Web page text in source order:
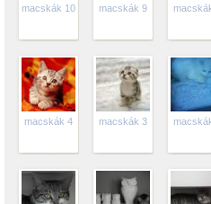
macskák 10 macskák 9
macskák 4 macskák 3